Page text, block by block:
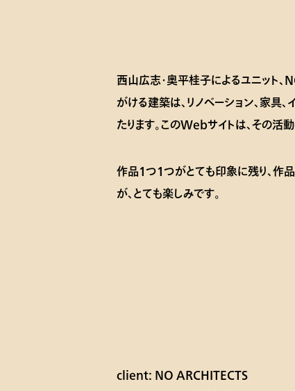
西山広志・奥平桂子によるユニット
がける建築は、リノベーション、家具
たります。このWebサイトは、その活
作品1つ1つがとても印象に残り、作
が、とても楽しみです。
client: NO ARCHITECTS